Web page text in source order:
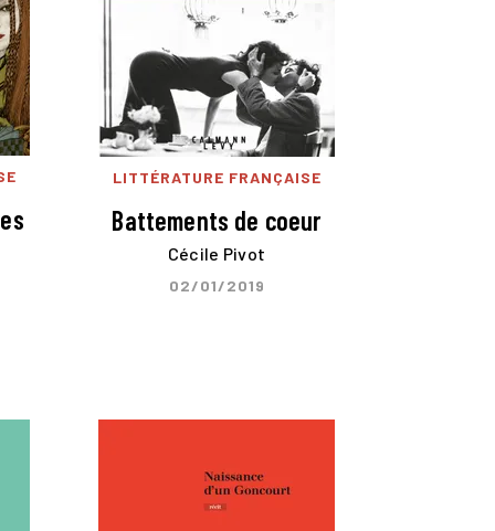
LITTÉRATURE FRANÇAISE
Battements de coeur
Cécile Pivot
02/01/2019